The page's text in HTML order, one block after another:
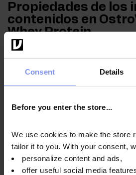
Consent Details
Before you enter the store...
We use cookies to make the store
tailor it to you. With your consent,
personalize content and ads,
offer useful social media
Propiedades de los
contenidos en
Whey Protein
Información